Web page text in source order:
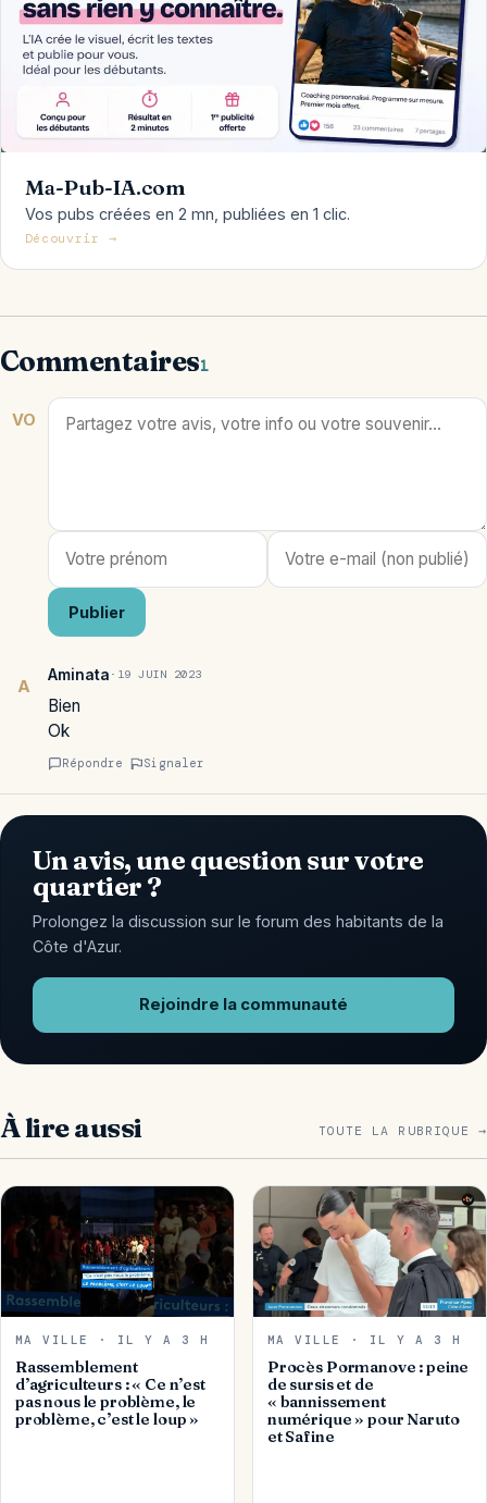
Ma-Pub-IA.com
Vos pubs créées en 2 mn, publiées en 1 clic.
Découvrir →
Commentaires1
VO
Publier
A
Aminata · 19 JUIN 2023
Bien
Ok
Répondre Signaler
Un avis, une question sur votre
quartier ?
Prolongez la discussion sur le forum des habitants de la
Côte d'Azur.
Rejoindre la communauté
À lire aussi TOUTE LA RUBRIQUE →
MA VILLE · IL Y A 3 H
Rassemblement
d’agriculteurs : « Ce n’est
pas nous le problème, le
problème, c’est le loup »
MA VILLE · IL Y A 3 H
Procès Pormanove : peine
de sursis et de
« bannissement
numérique » pour Naruto
et Safine